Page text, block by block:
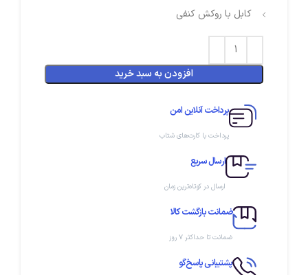
کابل با روکش کنفی
افزودن به سبد خرید
پرداخت آنلاین امن
پرداخت با کارت‌های شتاب
ارسال سریع
ارسال در کوتاه‌ترین زمان
ضمانت بازگشت کالا
ضمانت تا حداکثر ۷ روز
پشتیبانی پاسخ‌گو